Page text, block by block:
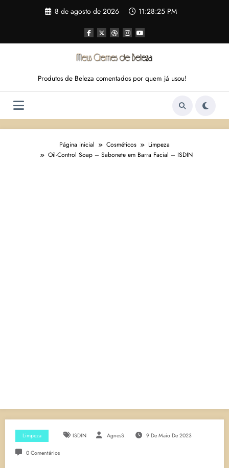
8 de agosto de 2026 11:28:26 PM
Produtos de Beleza comentados por quem já usou!
Página inicial Cosméticos
Limpeza
Oil-Control Soap – Sabonete em Barra Facial – ISDIN
Limpeza ISDIN AgnesS. 9 De Maio De 2023
0 Comentários